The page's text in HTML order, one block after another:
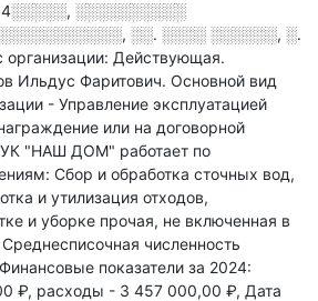
4░░░░░, ░░░░░░░░░░
░░. ░░░░ ░░░░░░, ░.
организации: Действующая.
Ильдус Фаритович. Основной вид
- Управление эксплуатацией
или на договорной
"НАШ ДОМ" работает по
Сбор и обработка сточных вод,
и утилизация отходов,
и уборке прочая, не включенная в
Среднесписочная численность
Финансовые показатели за 2024:
₽, расходы - 3 457 000,00 ₽, Дата